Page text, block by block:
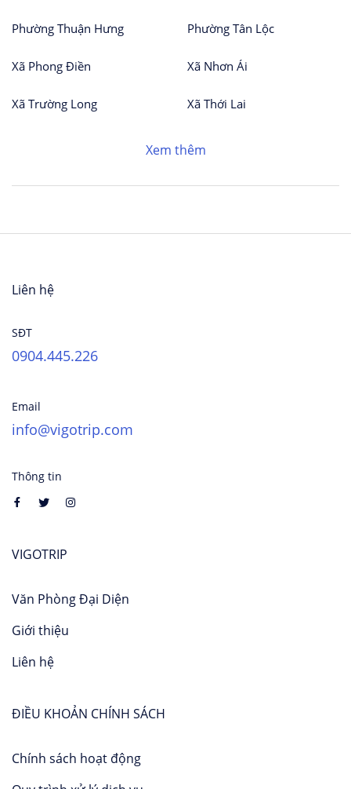
Phường Thuận Hưng Phường Tân Lộc
Xã Phong Điền Xã Nhơn Ái
Xã Trường Long Xã Thới Lai
Xem thêm
Liên hệ
SĐT
0904.445.226
Email
info@vigotrip.com
Thông tin
VIGOTRIP
Văn Phòng Đại Diện
Giới thiệu
Liên hệ
ĐIỀU KHOẢN CHÍNH SÁCH
Chính sách hoạt động